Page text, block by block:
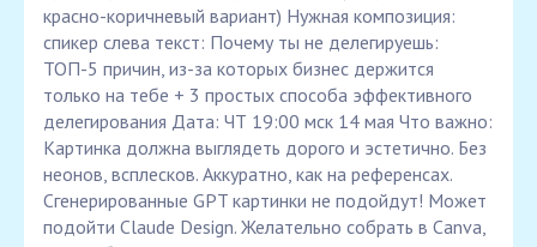
красно-коричневый вариант) Нужная композиция:
спикер слева текст: Почему ты не делегируешь:
ТОП-5 причин, из-за которых бизнес держится
только на тебе + 3 простых способа эффективного
делегирования Дата: ЧТ 19:00 мск 14 мая Что важно:
Картинка должна выглядеть дорого и эстетично. Без
неонов, всплесков. Аккуратно, как на референсах.
Сгенерированные GPT картинки не подойдут! Может
подойти Claude Design. Желательно собрать в Canva,